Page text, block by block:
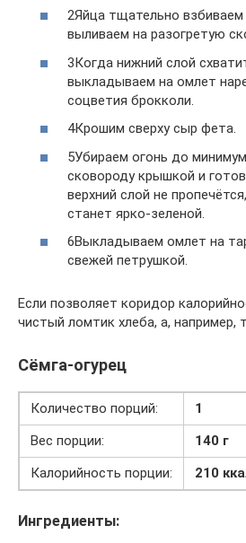
2Яйца тщательно
выливаем на разогретую
3Когда нижний слой
выкладываем на омлет
соцветия брокколи.
4Крошим сверху сыр фета.
5Убираем огонь до
сковороду крышкой и
верхний слой не
станет ярко-зеленой.
6Выкладываем омлет на
свежей петрушкой.
Если позволяет коридор
чистый ломтик хлеба, а, например,
Сёмга-огурец
Количество порций:
1
Вес порции:
140 г
Калорийность порции:
210
Ингредиенты: